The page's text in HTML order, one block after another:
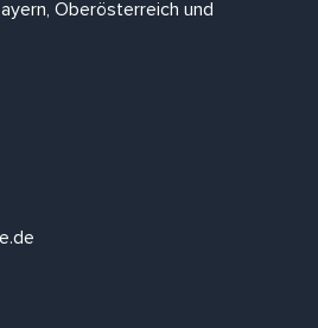
Oberösterreich und